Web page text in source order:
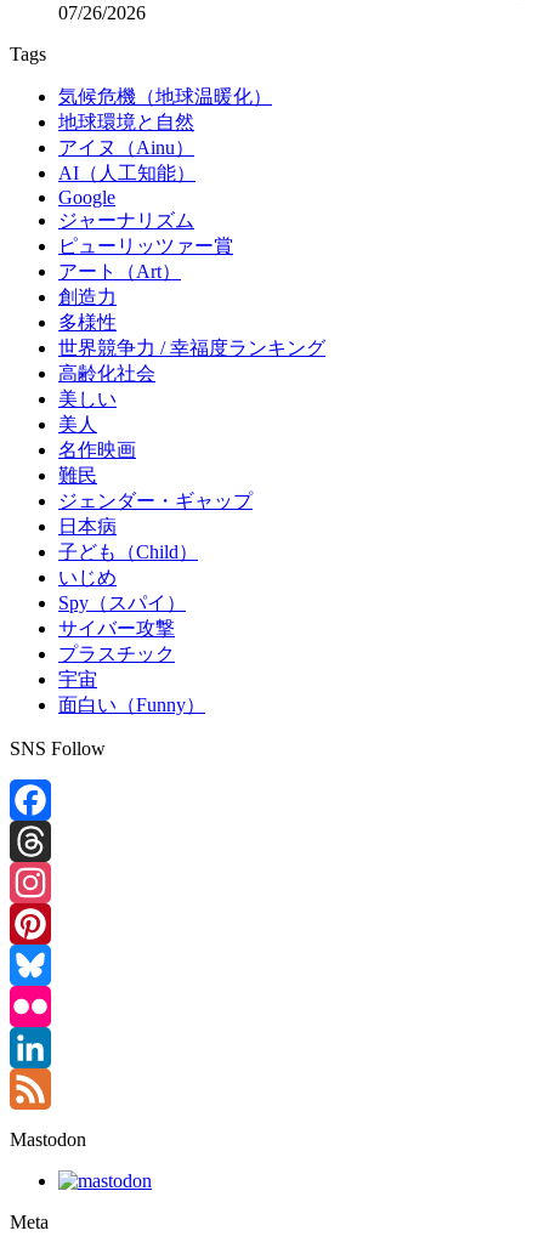
07/26/2026
Tags
気候危機（地球温暖化）
地球環境と自然
アイヌ（Ainu）
AI（人工知能）
Google
ジャーナリズム
ピューリッツァー賞
アート（Art）
創造力
多様性
世界競争力 / 幸福度ランキング
高齢化社会
美しい
美人
名作映画
難民
ジェンダー・ギャップ
日本病
子ども（Child）
いじめ
Spy（スパイ）
サイバー攻撃
プラスチック
宇宙
面白い（Funny）
SNS Follow
Facebook
Threads
Instagram
Pinterest
Bluesky
Flickr
LinkedIn
Feed
Mastodon
Meta